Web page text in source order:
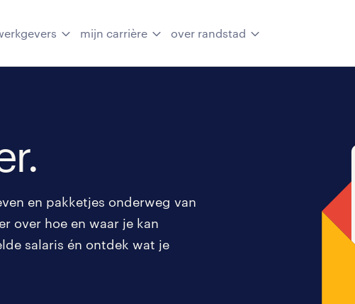
mijn carrière over randstad
en pakketjes onderweg van
over hoe en waar je kan
salaris én ontdek wat je